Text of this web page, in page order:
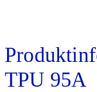
TPU 95A